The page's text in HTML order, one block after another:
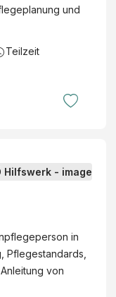
und
Teilzeit
in
Pflegestandards,
von